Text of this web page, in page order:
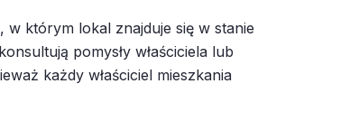
w którym lokal znajduje się w stanie
pomysły właściciela lub
każdy właściciel mieszkania